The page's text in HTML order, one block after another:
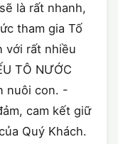
là rất nhanh,
tham gia Tố
với rất nhiều
TÔ NƯỚC
nuôi con. -
cam kết giữ
Quý Khách.